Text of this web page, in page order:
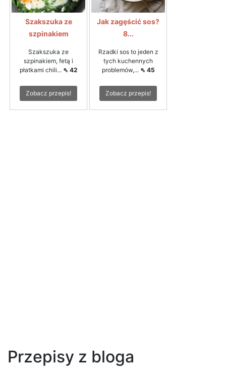
Szakszuka ze
szpinakiem
Szakszuka ze
szpinakiem, fetą i
płatkami chili... ⇖ 42
Zobacz przepis!
Jak zagęścić sos?
8...
Rzadki sos to jeden z
tych kuchennych
problemów,... ⇖ 45
Zobacz przepis!
Przepisy z bloga